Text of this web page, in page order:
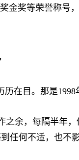
奖等荣誉称号
目。那是1998
，每隔半年，
任何不适，也不